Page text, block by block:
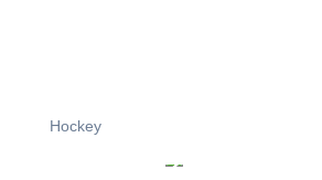
Hockey